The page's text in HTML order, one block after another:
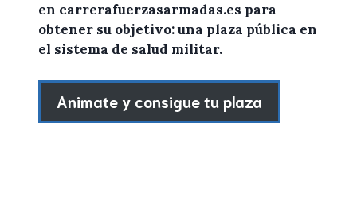
en carrerafuerzasarmadas.es para
obtener su objetivo: una plaza pública en
el sistema de salud militar.
Animate y consigue tu plaza